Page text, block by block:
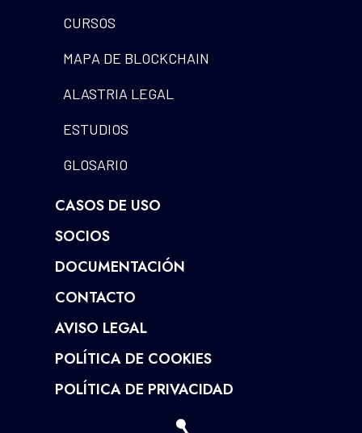
CURSOS
MAPA DE BLOCKCHAIN
ALASTRIA LEGAL
ESTUDIOS
GLOSARIO
CASOS DE USO
SOCIOS
DOCUMENTACIÓN
CONTACTO
AVISO LEGAL
POLÍTICA DE COOKIES
POLÍTICA DE PRIVACIDAD